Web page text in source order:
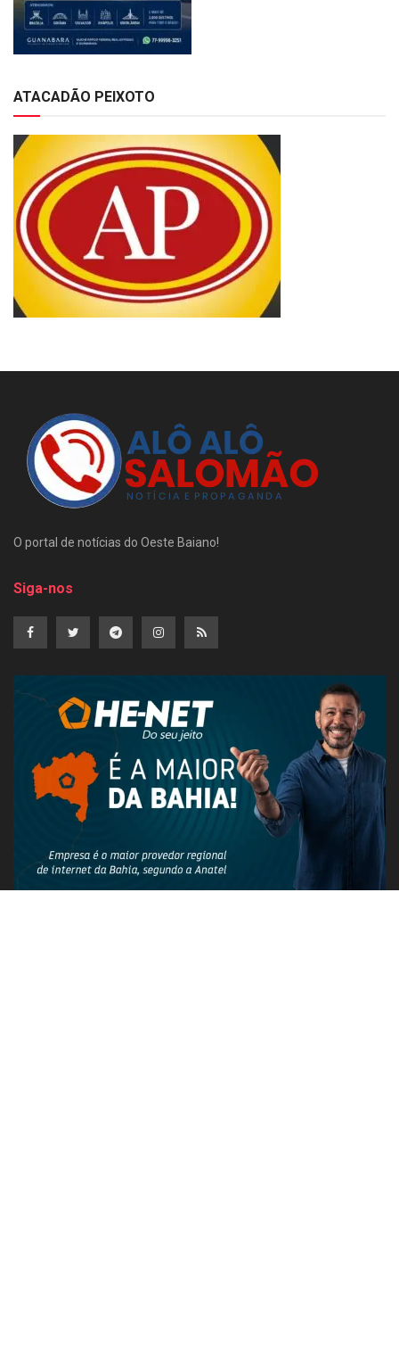
ATACADÃO PEIXOTO
O portal de notícias do Oeste Baiano!
Siga-nos